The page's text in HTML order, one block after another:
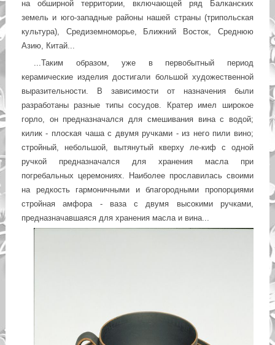
на обширной территории, включающей ряд Балканских
земель и юго-западные районы нашей страны (трипольская
культура), Средиземноморье, Ближний Восток, Среднюю
Азию, Китай...
...Таким образом, уже в первобытный период
керамические изделия достигали большой художественной
выразительности. В зависимости от назначения были
разработаны разные типы сосудов. Кратер имел широкое
горло, он предназначался для смешивания вина с водой;
килик - плоская чаша с двумя ручками - из него пили вино;
стройный, небольшой, вытянутый кверху ле-киф с одной
ручкой предназначался для хранения масла при
погребальных церемониях. Наиболее прославилась своими
на редкость гармоничными и благородными пропорциями
стройная амфора - ваза с двумя высокими ручками,
предназначавшаяся для хранения масла и вина...